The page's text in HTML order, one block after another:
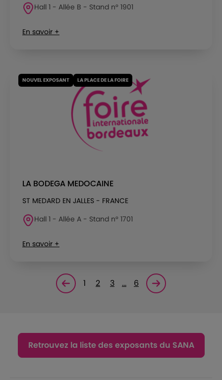
Hall 1 - Allée B - Stand n° 1901
En savoir +
NOUVEL EXPOSANT LA PLACE DE LA FOIRE
LA BODEGA MEDOCAINE
ST MEDARD EN JALLES - FRANCE
Hall 1 - Allée A - Stand n° 1701
En savoir +
Page précédente
1 2 3 … 6 Page suivante<
Retrouvez la liste des exposants du SANA